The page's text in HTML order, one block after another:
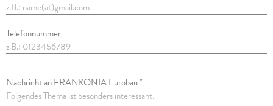
Telefonnummer
Nachricht an FRANKONIA Eurobau *